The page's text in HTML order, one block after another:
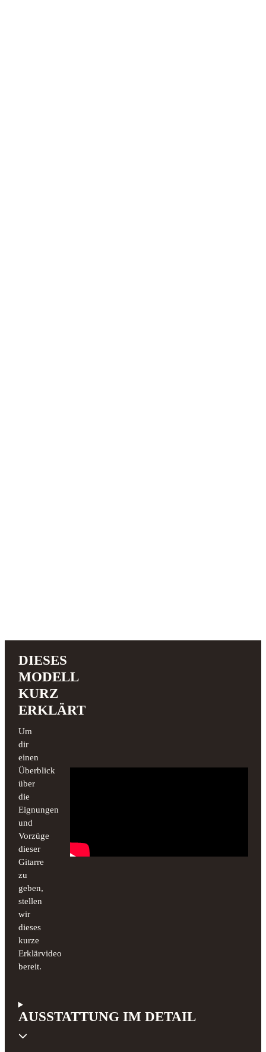
DIESES
MODELL
KURZ
ERKLÄRT
Um
dir
einen
Überblick
über
die
Eignungen
und
Vorzüge
dieser
Gitarre
zu
geben,
stellen
wir
dieses
kurze
Erklärvideo
bereit.
AUSSTATTUNG IM DETAIL